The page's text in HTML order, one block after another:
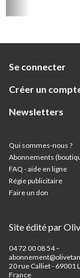
Se connecter
Créer un
Newsletters
Qui sommes-nous ?
Abonnements
FAQ - aide en ligne
Régie publicitaire
Faire un don
Site édité par
04 72 00 08 54 –
20 rue Calliet - 69001
France